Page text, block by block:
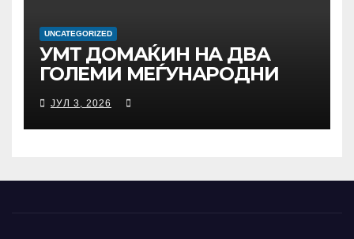
UNCATEGORIZED
УMТ ДОМАЌИН НА ДВА
ГОЛЕМИ МЕЃУНАРОДНИ
НАУЧНИ НАСТАНИ –
РЕКТОРОТ ФЕТАЈИ ОДРЖА
РАБОТНА СРЕДБА СО
ЈУЛ 3, 2026